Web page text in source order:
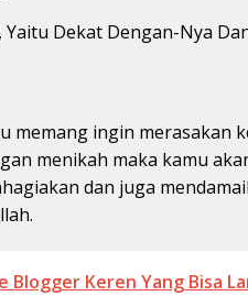
memang ingin merasakan
menikah maka kamu
dan juga
Blogger Keren Yang Bisa